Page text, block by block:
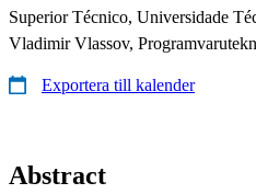
Superior Técnico, Universidade
Vladimir Vlassov,
Exportera till kalender
Abstract